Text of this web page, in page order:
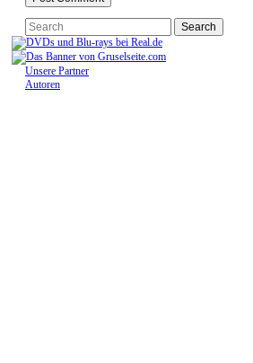
Unsere Partner
Autoren